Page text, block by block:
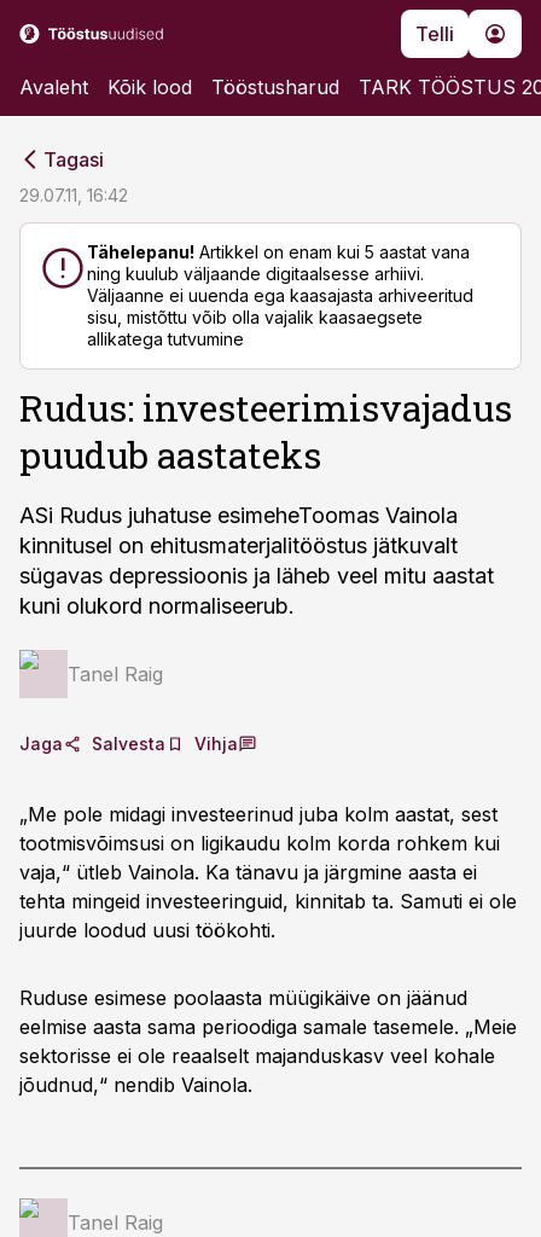
Telli
Avaleht Kõik lood Tööstusharud TARK TÖÖSTUS
Tagasi
29.07.11, 16:42
Tähelepanu! Artikkel on enam kui 5 aastat vana
ning kuulub väljaande digitaalsesse arhiivi.
Väljaanne ei uuenda ega kaasajasta arhiveeritud
sisu, mistõttu võib olla vajalik kaasaegsete
allikatega tutvumine
Rudus: investeerimisvajadus
puudub aastateks
ASi Rudus juhatuse esimeheToomas Vainola
kinnitusel on ehitusmaterjalitööstus jätkuvalt
sügavas depressioonis ja läheb veel mitu aastat
kuni olukord normaliseerub.
Tanel Raig
Jaga Salvesta Vihja
„Me pole midagi investeerinud juba kolm aastat, sest
tootmisvõimsusi on ligikaudu kolm korda rohkem kui
vaja,“ ütleb Vainola. Ka tänavu ja järgmine aasta ei
tehta mingeid investeeringuid, kinnitab ta. Samuti ei ole
juurde loodud uusi töökohti.
Ruduse esimese poolaasta müügikäive on jäänud
eelmise aasta sama perioodiga samale tasemele. „Meie
sektorisse ei ole reaalselt majanduskasv veel kohale
jõudnud,“ nendib Vainola.
Tanel Raig